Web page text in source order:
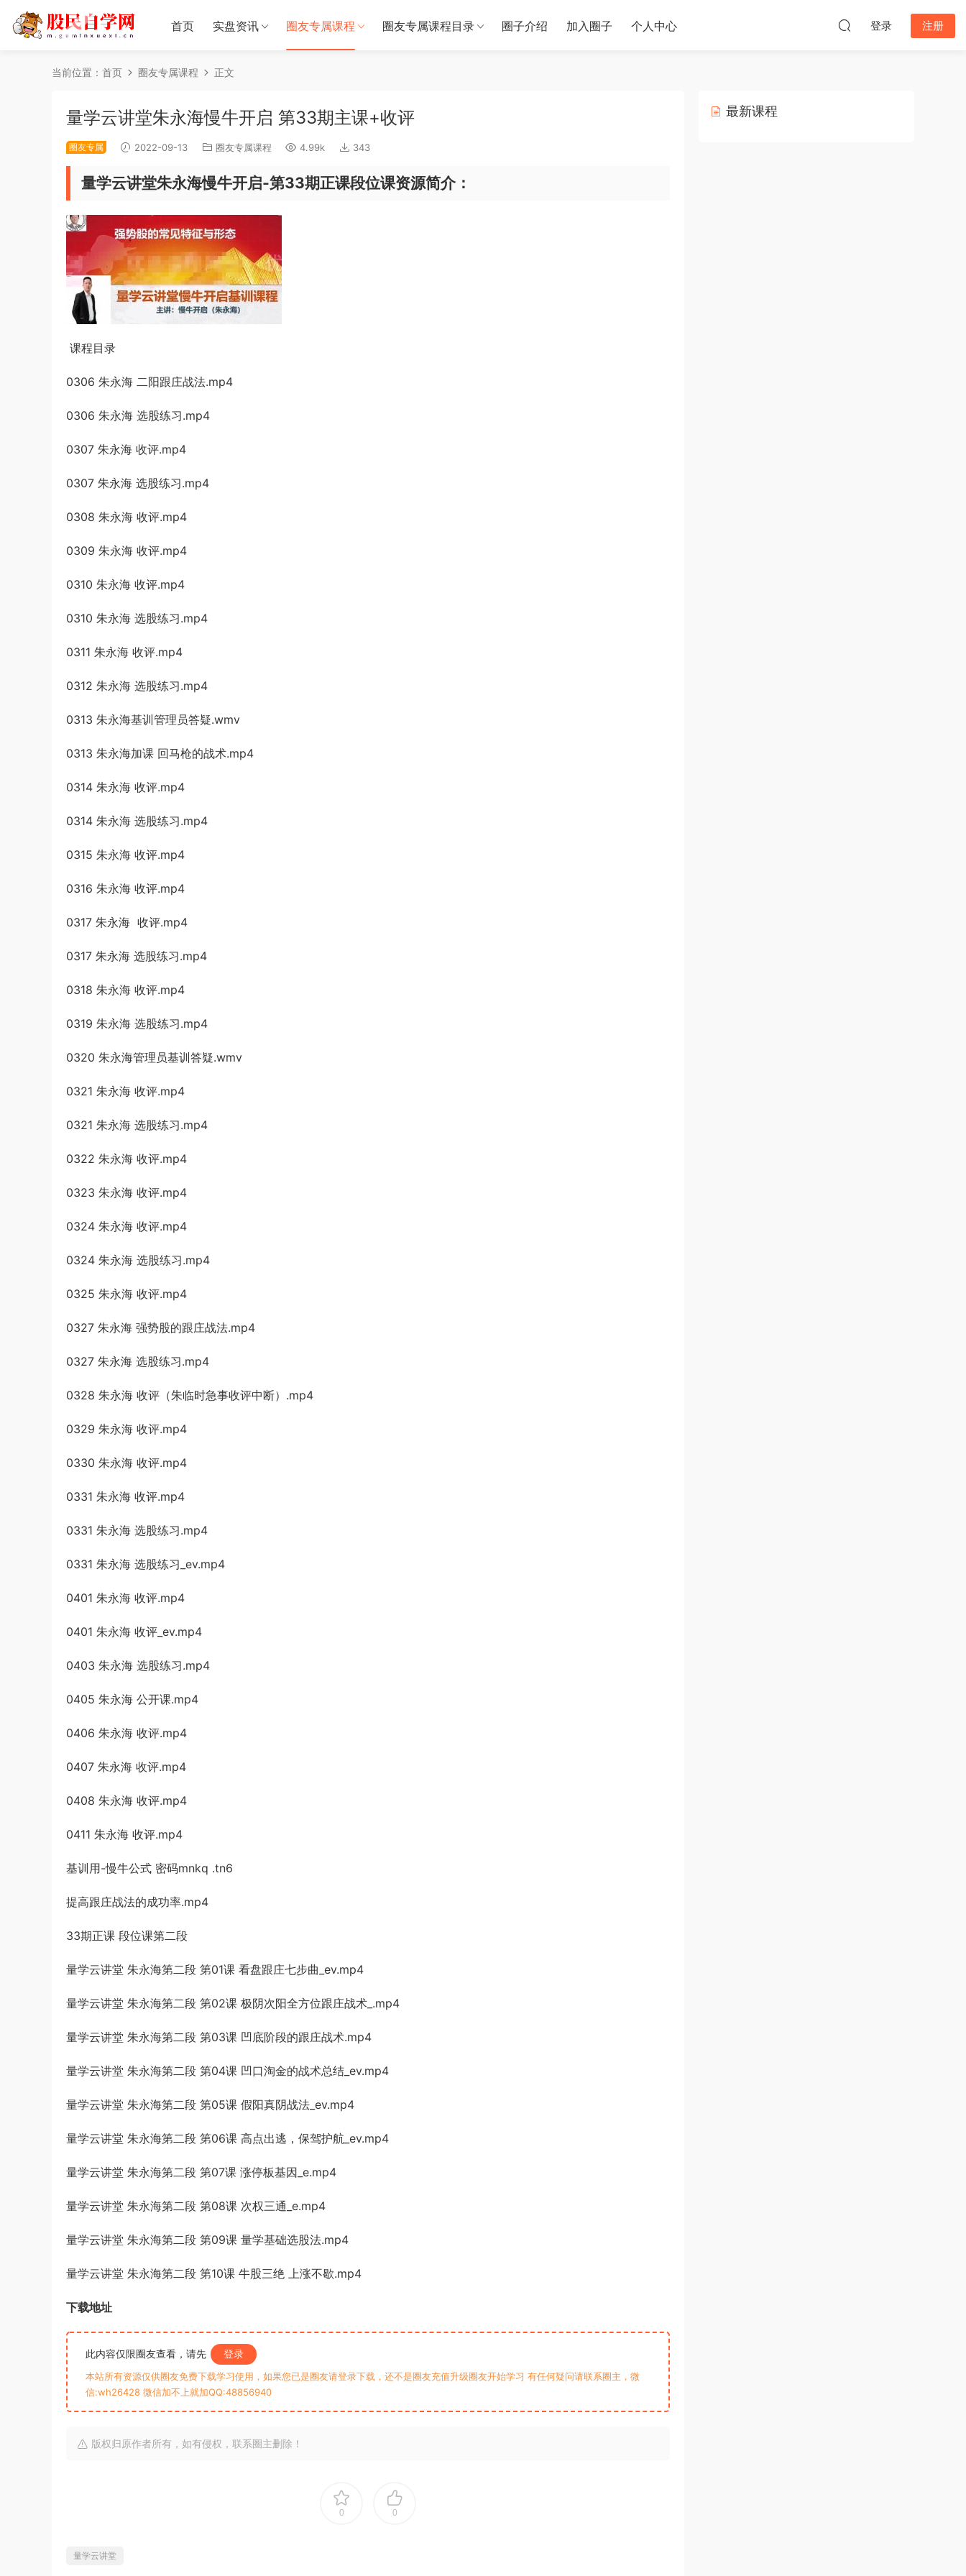
首页 实盘资讯 圈友专属课程 圈友专属课程目录 圈子介绍 加入圈子 个人中心 登录 注册
当前位置： 首页 圈友专属课程 正文
量学云讲堂朱永海慢牛开启 第33期主课+收评
圈友专属 2022-09-13 圈友专属课程 4.99k 343
量学云讲堂朱永海慢牛开启-第33期正课段位课资源简介：
课程目录
0306 朱永海 二阳跟庄战法.mp4
0306 朱永海 选股练习.mp4
0307 朱永海 收评.mp4
0307 朱永海 选股练习.mp4
0308 朱永海 收评.mp4
0309 朱永海 收评.mp4
0310 朱永海 收评.mp4
0310 朱永海 选股练习.mp4
0311 朱永海 收评.mp4
0312 朱永海 选股练习.mp4
0313 朱永海基训管理员答疑.wmv
0313 朱永海加课 回马枪的战术.mp4
0314 朱永海 收评.mp4
0314 朱永海 选股练习.mp4
0315 朱永海 收评.mp4
0316 朱永海 收评.mp4
0317 朱永海 收评.mp4
0317 朱永海 选股练习.mp4
0318 朱永海 收评.mp4
0319 朱永海 选股练习.mp4
0320 朱永海管理员基训答疑.wmv
0321 朱永海 收评.mp4
0321 朱永海 选股练习.mp4
0322 朱永海 收评.mp4
0323 朱永海 收评.mp4
0324 朱永海 收评.mp4
0324 朱永海 选股练习.mp4
0325 朱永海 收评.mp4
0327 朱永海 强势股的跟庄战法.mp4
0327 朱永海 选股练习.mp4
0328 朱永海 收评（朱临时急事收评中断）.mp4
0329 朱永海 收评.mp4
0330 朱永海 收评.mp4
0331 朱永海 收评.mp4
0331 朱永海 选股练习.mp4
0331 朱永海 选股练习_ev.mp4
0401 朱永海 收评.mp4
0401 朱永海 收评_ev.mp4
0403 朱永海 选股练习.mp4
0405 朱永海 公开课.mp4
0406 朱永海 收评.mp4
0407 朱永海 收评.mp4
0408 朱永海 收评.mp4
0411 朱永海 收评.mp4
基训用-慢牛公式 密码mnkq .tn6
提高跟庄战法的成功率.mp4
33期正课 段位课第二段
量学云讲堂 朱永海第二段 第01课 看盘跟庄七步曲_ev.mp4
量学云讲堂 朱永海第二段 第02课 极阴次阳全方位跟庄战术_.mp4
量学云讲堂 朱永海第二段 第03课 凹底阶段的跟庄战术.mp4
量学云讲堂 朱永海第二段 第04课 凹口淘金的战术总结_ev.mp4
量学云讲堂 朱永海第二段 第05课 假阳真阴战法_ev.mp4
量学云讲堂 朱永海第二段 第06课 高点出逃，保驾护航_ev.mp4
量学云讲堂 朱永海第二段 第07课 涨停板基因_e.mp4
量学云讲堂 朱永海第二段 第08课 次权三通_e.mp4
量学云讲堂 朱永海第二段 第09课 量学基础选股法.mp4
量学云讲堂 朱永海第二段 第10课 牛股三绝 上涨不歇.mp4
下载地址
此内容仅限圈友查看，请先 登录
本站所有资源仅供圈友免费下载学习使用，如果您已是圈友请登录下载，还不是圈友充值升级圈友开始学习 有任何疑问请联系圈主，微
信:wh26428 微信加不上就加QQ:48856940
版权归原作者所有，如有侵权，联系圈主删除！
0 0
量学云讲堂
最新课程